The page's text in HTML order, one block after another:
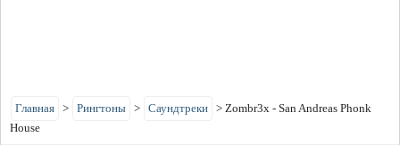
Главная > Рингтоны > Саундтреки > Zombr3x - San Andreas Phonk
House